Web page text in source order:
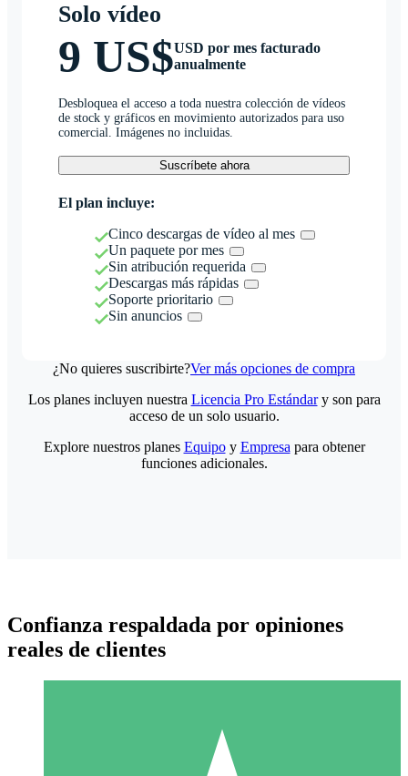
Solo vídeo
9 US$USD por mes facturado
anualmente
Desbloquea el acceso a toda nuestra colección de vídeos
de stock y gráficos en movimiento autorizados para uso
comercial. Imágenes no incluidas.
Suscríbete ahora
El plan incluye:
Cinco descargas de vídeo al mes
Un paquete por mes
Sin atribución requerida
Descargas más rápidas
Soporte prioritario
Sin anuncios
¿No quieres suscribirte?Ver más opciones de compra
Los planes incluyen nuestra Licencia Pro Estándary son para
acceso de un solo usuario.
Explore nuestros planes Equipoy Empresa para obtener
funciones adicionales.
Confianza respaldada por opiniones
reales de clientes